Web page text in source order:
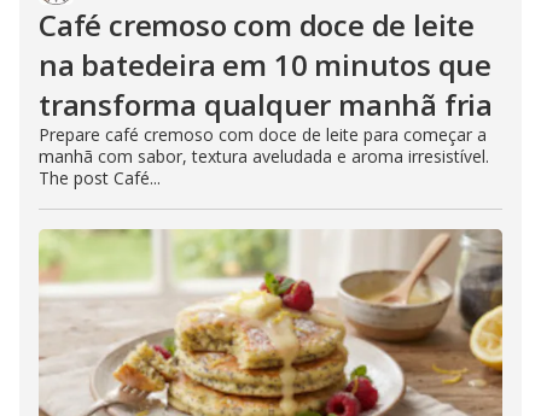
Café cremoso com doce de leite
na batedeira em 10 minutos que
transforma qualquer manhã fria
Prepare café cremoso com doce de leite para começar a
manhã com sabor, textura aveludada e aroma irresistível.
The post Café...